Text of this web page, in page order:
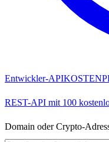
Entwickler-API
REST-API mit 100
Domain oder Crypto-